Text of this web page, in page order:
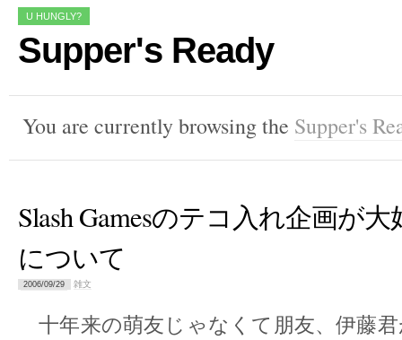
U HUNGLY?
Supper's Ready
You are currently browsing the Supper's
Slash Gamesのテコ入れ企画が
について
2006/09/29 雑文
十年来の萌友じゃなくて朋友、伊藤